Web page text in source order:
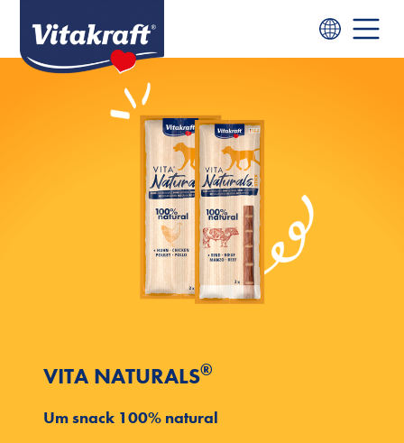
VITA NATURALS®
Um snack 100% natural